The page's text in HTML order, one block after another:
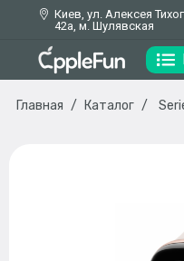
Киев, ул. Алексея
42а, м. Шулявская
Главная Каталог